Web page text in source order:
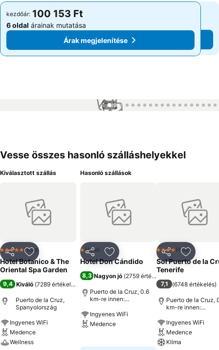
kezdőár: 100 153 Ft
6 oldal árainak mutatása
Árak megjelenítése
kezdőár: 100 153 Ft
6 oldal árainak mutatása
Árak megjelenítése
1 / 99
Vesse összes hasonló szálláshelyekkel
Kiválasztott szállás
MegosztásHozzáadás a kedvencekhez
5 KategóriaHotel
Hotel Botanico & The
Oriental Spa Garden
9,4 Kiváló (7289 értékelés
Puerto de la Cruz,
Spanyolország
Ingyenes WiFi
Medence
Wellness
Hasonló szállások
MegosztásHozzáadás a kedvencekhez
1 Kategória
Hotel
Hotel Don Cándido
8,3 Nagyon jó (2759 értékelés
Puerto de la Cruz, 0.6
km-re innen:
Ingyenes WiFi
Medence
Megosztás
4 Kategória
Hotel
Sol Puerto de la
Tenerife
7,1 (6748 értékelés)
Puerto de la Cruz,
km-re innen:
Ingyenes WiFi
Medence
Klíma